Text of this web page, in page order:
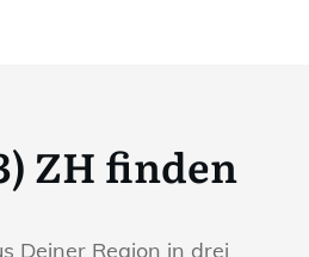
ZH finden
Deiner Region in drei